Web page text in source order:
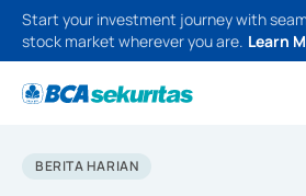
Start your investment journey with
stock market wherever you are. Learn
BERITA HARIAN